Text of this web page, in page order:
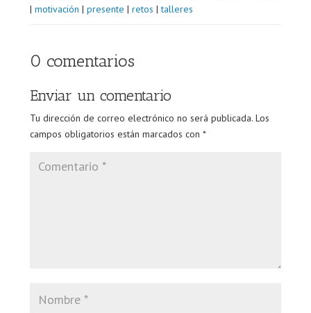
| motivación | presente | retos |talleres
0 comentarios
Enviar un comentario
Tu dirección de correo electrónico no será publicada. Los
campos obligatorios están marcados con *